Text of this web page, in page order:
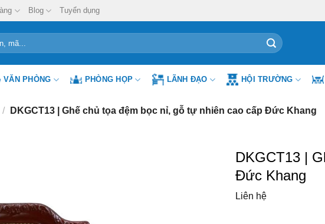
Blog Tuyển dụng
VĂN PHÒNG PHÒNG HỌP LÃNH ĐẠO HỘI TRƯỜNG
/ DKGCT13 | Ghế chủ tọa đệm bọc nỉ, gỗ tự nhiên cao cấp Đức Khang
DKGCT13 |
Đức Khang
Liên hệ